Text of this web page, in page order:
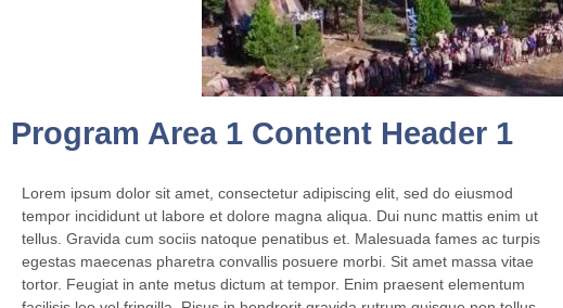
Program Area 1 Content Header 1
Lorem ipsum dolor sit amet, consectetur adipiscing elit, sed do eiusmod
tempor incididunt ut labore et dolore magna aliqua. Dui nunc mattis enim ut
tellus. Gravida cum sociis natoque penatibus et. Malesuada fames ac turpis
egestas maecenas pharetra convallis posuere morbi. Sit amet massa vitae
tortor. Feugiat in ante metus dictum at tempor. Enim praesent elementum